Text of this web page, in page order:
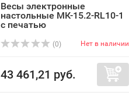
Весы электронные
настольные МК-15.2-RL10-1
с печатью
(0) Нет в наличии
43 461,21 руб.